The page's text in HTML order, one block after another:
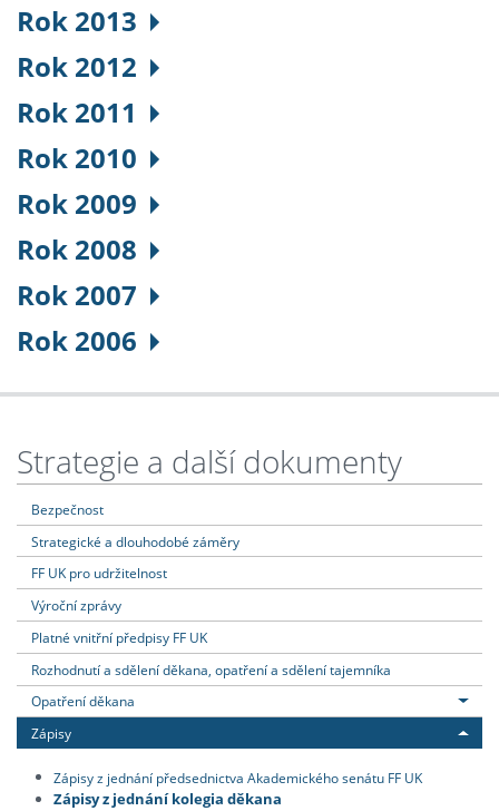
Rok 2013
Rok 2012
Rok 2011
Rok 2010
Rok 2009
Rok 2008
Rok 2007
Rok 2006
Strategie a další dokumenty
Bezpečnost
Strategické a dlouhodobé záměry
FF UK pro udržitelnost
Výroční zprávy
Platné vnitřní předpisy FF UK
Rozhodnutí a sdělení děkana, opatření a sdělení tajemníka
Opatření děkana
Zápisy
Zápisy z jednání předsednictva Akademického senátu FF UK
Zápisy z jednání kolegia děkana